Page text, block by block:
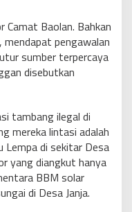
Camat Baolan. Bahkan
pengawalan
sumber terpercaya
disebutkan
tambang ilegal di
mereka lintasi adalah
Lempa di sekitar Desa
yang diangkut hanya
BBM solar
di Desa Janja.